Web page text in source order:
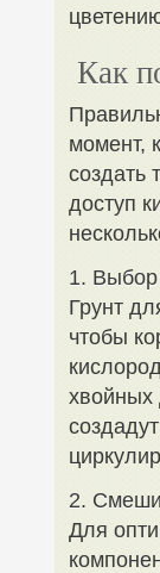
Как
момент,
создать
доступ
1. Выбор
Грунт
чтобы
хвойных
2.
Для